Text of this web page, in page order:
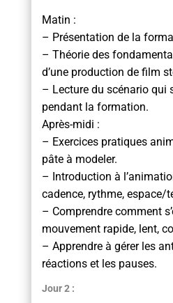
Matin :
– Présentation de la
– Théorie des
d’une production de film
– Lecture du scénario qui
pendant la formation.
Après-midi :
– Exercices pratiques
pâte à modeler.
– Introduction à
cadence, rythme, espace/
– Comprendre comment
mouvement rapide, lent,
– Apprendre à gérer les
réactions et les pauses.
Jour 2 :